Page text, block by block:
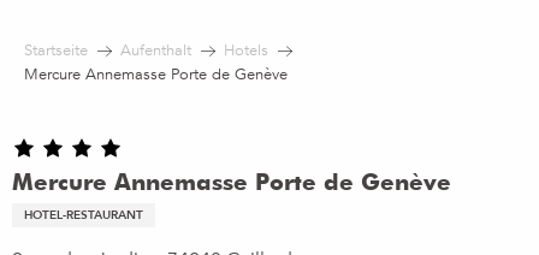
contenu
Startseite Aufenthalt
Hotels
Mercure Annemasse Porte de Genève
Mercure Annemasse Porte de Genève
HOTEL-RESTAURANT